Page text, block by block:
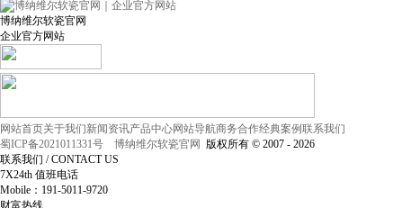
博纳维尔软瓷官网
企业官方网站
网站首页关于我们新闻资讯产品中心网站导航商务合作经典案例联系我们
蜀ICP备2021011331号
博纳维尔软瓷官网 版权所有 © 2007 - 2026
联系我们 / CONTACT US
7X24th 值班电话
Mobile：191-5011-9720
财富热线